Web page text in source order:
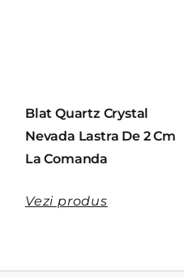
Blat Quartz Crystal
Nevada Lastra De 2 Cm
La Comanda
Vezi produs